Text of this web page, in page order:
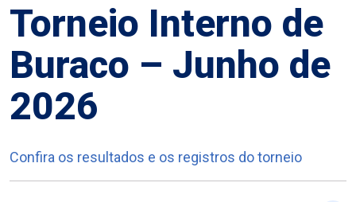
Torneio Interno de
Buraco – Junho de
2026
Confira os resultados e os registros do torneio